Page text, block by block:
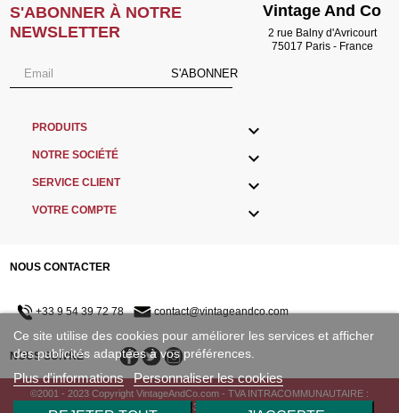
Ce site utilise des cookies pour améliorer les services et afficher
des publicités adaptées à vos préférences.
Plus d'informations Personnaliser les cookies
S'ABONNER À NOTRE
NEWSLETTER
S'ABONNER
PRODUITS 
NOTRE SOCIÉTÉ 
SERVICE CLIENT 
VOTRE COMPTE 
Vintage And Co
2 rue Balny d'Avricourt
75017 Paris - France
NOUS CONTACTER
+33 9 54 39 72 78 contact@vintageandco.com
NOUS SUIVRE
©2001 - 2023 Copyright VintageAndCo.com - TVA INTRACOMMUNAUTAIRE :
FR33433498730